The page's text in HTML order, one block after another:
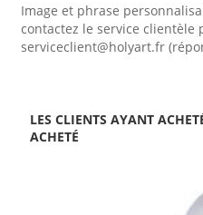
Image et phrase
contactez le service clientèle
serviceclient@holyart.fr
LES CLIENTS AYANT
ACHETÉ